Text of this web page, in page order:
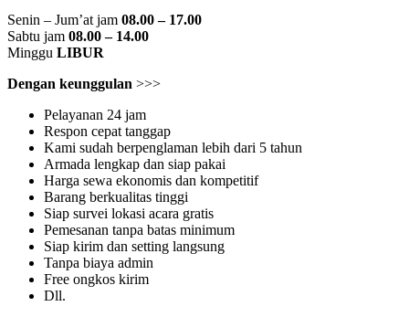
Senin – Jum’at jam 08.00 – 17.00
Sabtu jam 08.00 – 14.00
Minggu LIBUR
Dengan keunggulan >>>
Pelayanan 24 jam
Respon cepat tanggap
Kami sudah berpenglaman lebih dari 5 tahun
Armada lengkap dan siap pakai
Harga sewa ekonomis dan kompetitif
Barang berkualitas tinggi
Siap survei lokasi acara gratis
Pemesanan tanpa batas minimum
Siap kirim dan setting langsung
Tanpa biaya admin
Free ongkos kirim
Dll.